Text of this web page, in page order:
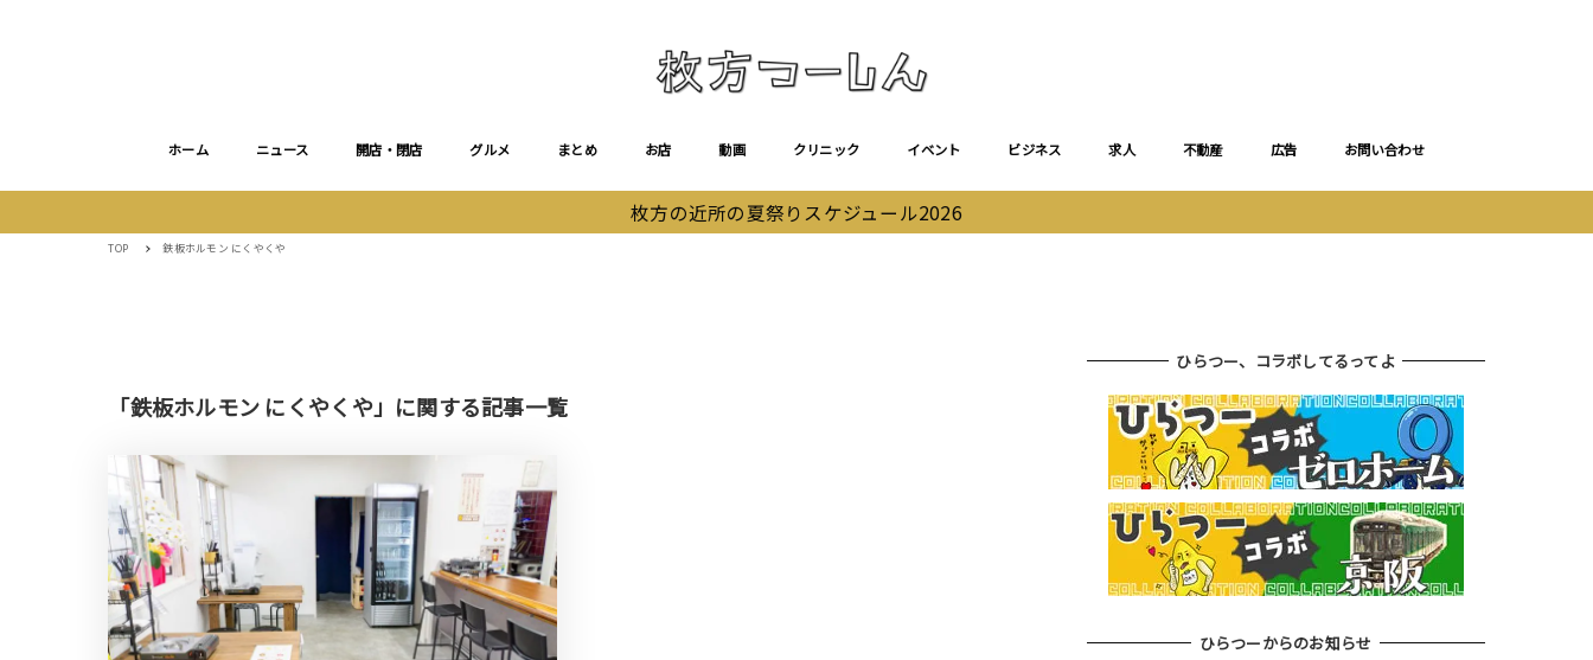
ホーム ニュース 開店・閉店 グルメ まとめ お店 動画 クリニック イベント ビジネス 求人 不動産 広告 お問い合わせ
枚方の近所の夏祭りスケジュール2026
TOP 鉄板ホルモン にくやくや
「鉄板ホルモン にくやくや」に関する記事一覧
ひらつー、コラボしてるってよ
ひらつーからのお知らせ